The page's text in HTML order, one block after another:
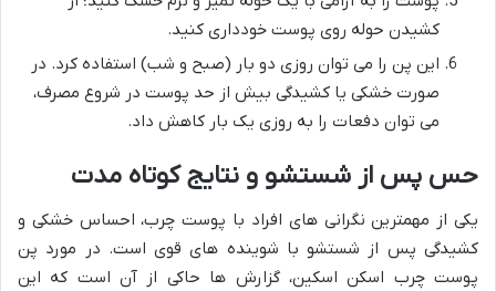
کشیدن حوله روی پوست خودداری کنید.
این پن را می توان روزی دو بار (صبح و شب) استفاده کرد. در
صورت خشکی یا کشیدگی بیش از حد پوست در شروع مصرف،
می توان دفعات را به روزی یک بار کاهش داد.
حس پس از شستشو و نتایج کوتاه مدت
یکی از مهمترین نگرانی های افراد با پوست چرب، احساس خشکی و
کشیدگی پس از شستشو با شوینده های قوی است. در مورد پن
پوست چرب اسکن اسکین، گزارش ها حاکی از آن است که این